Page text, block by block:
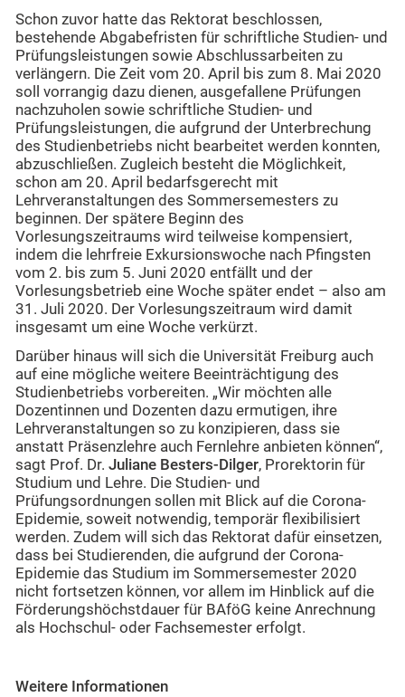
Schon zuvor hatte das Rektorat beschlossen,
bestehende Abgabefristen für schriftliche Studien- und
Prüfungsleistungen sowie Abschlussarbeiten zu
verlängern. Die Zeit vom 20. April bis zum 8. Mai 2020
soll vorrangig dazu dienen, ausgefallene Prüfungen
nachzuholen sowie schriftliche Studien- und
Prüfungsleistungen, die aufgrund der Unterbrechung
des Studienbetriebs nicht bearbeitet werden konnten,
abzuschließen. Zugleich besteht die Möglichkeit,
schon am 20. April bedarfsgerecht mit
Lehrveranstaltungen des Sommersemesters zu
beginnen. Der spätere Beginn des
Vorlesungszeitraums wird teilweise kompensiert,
indem die lehrfreie Exkursionswoche nach Pfingsten
vom 2. bis zum 5. Juni 2020 entfällt und der
Vorlesungsbetrieb eine Woche später endet – also am
31. Juli 2020. Der Vorlesungszeitraum wird damit
insgesamt um eine Woche verkürzt.
Darüber hinaus will sich die Universität Freiburg auch
auf eine mögliche weitere Beeinträchtigung des
Studienbetriebs vorbereiten. „Wir möchten alle
Dozentinnen und Dozenten dazu ermutigen, ihre
Lehrveranstaltungen so zu konzipieren, dass sie
anstatt Präsenzlehre auch Fernlehre anbieten können“,
sagt Prof. Dr. Juliane Besters-Dilger, Prorektorin für
Studium und Lehre. Die Studien- und
Prüfungsordnungen sollen mit Blick auf die Corona-
Epidemie, soweit notwendig, temporär flexibilisiert
werden. Zudem will sich das Rektorat dafür einsetzen,
dass bei Studierenden, die aufgrund der Corona-
Epidemie das Studium im Sommersemester 2020
nicht fortsetzen können, vor allem im Hinblick auf die
Förderungshöchstdauer für BAföG keine Anrechnung
als Hochschul- oder Fachsemester erfolgt.
Weitere Informationen